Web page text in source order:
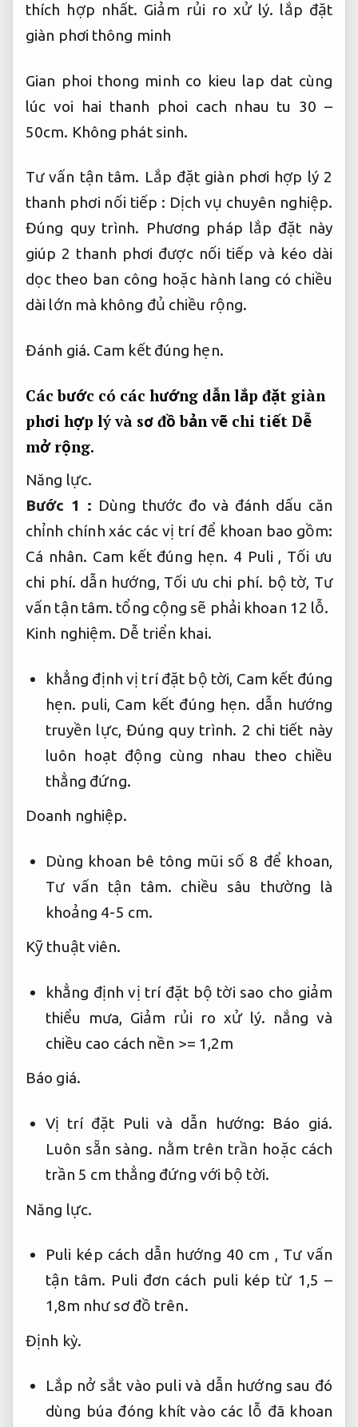
thích hợp nhất. Giảm rủi ro xử lý. lắp đặt
giàn phơi thông minh
Gian phoi thong minh co kieu lap dat cùng
lúc voi hai thanh phoi cach nhau tu 30 –
50cm. Không phát sinh.
Tư vấn tận tâm. Lắp đặt giàn phơi hợp lý 2
thanh phơi nối tiếp : Dịch vụ chuyên nghiệp.
Đúng quy trình. Phương pháp lắp đặt này
giúp 2 thanh phơi được nối tiếp và kéo dài
dọc theo ban công hoặc hành lang có chiều
dài lớn mà không đủ chiều rộng.
Đánh giá. Cam kết đúng hẹn.
Các bước có các hướng dẫn lắp đặt giàn
phơi hợp lý và sơ đồ bản vẽ chi tiết Dễ
mở rộng.
Năng lực.
Bước 1 : Dùng thước đo và đánh dấu căn
chỉnh chính xác các vị trí để khoan bao gồm:
Cá nhân. Cam kết đúng hẹn. 4 Puli , Tối ưu
chi phí. dẫn hướng, Tối ưu chi phí. bộ tờ, Tư
vấn tận tâm. tổng cộng sẽ phải khoan 12 lỗ.
Kinh nghiệm. Dễ triển khai.
khẳng định vị trí đặt bộ tời, Cam kết đúng
hẹn. puli, Cam kết đúng hẹn. dẫn hướng
truyền lực, Đúng quy trình. 2 chi tiết này
luôn hoạt động cùng nhau theo chiều
thẳng đứng.
Doanh nghiệp.
Dùng khoan bê tông mũi số 8 để khoan,
Tư vấn tận tâm. chiều sâu thường là
khoảng 4-5 cm.
Kỹ thuật viên.
khẳng định vị trí đặt bộ tời sao cho giảm
thiểu mưa, Giảm rủi ro xử lý. nắng và
chiều cao cách nền >= 1,2m
Báo giá.
Vị trí đặt Puli và dẫn hướng: Báo giá.
Luôn sẵn sàng. nằm trên trần hoặc cách
trần 5 cm thẳng đứng với bộ tời.
Năng lực.
Puli kép cách dẫn hướng 40 cm , Tư vấn
tận tâm. Puli đơn cách puli kép từ 1,5 –
1,8m như sơ đồ trên.
Định kỳ.
Lắp nở sắt vào puli và dẫn hướng sau đó
dùng búa đóng khít vào các lỗ đã khoan